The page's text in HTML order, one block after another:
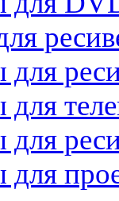
для
для
для
для